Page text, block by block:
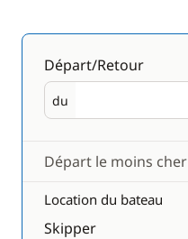
Départ/Retour
du
Départ
Départ le moins cher
Location du bateau
Skipper